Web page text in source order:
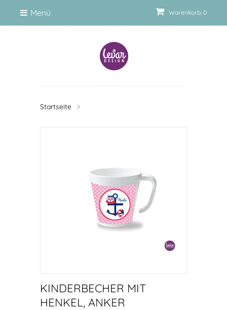
Warenkorb: 0
Menü
Startseite >
KINDERBECHER MIT
HENKEL, ANKER